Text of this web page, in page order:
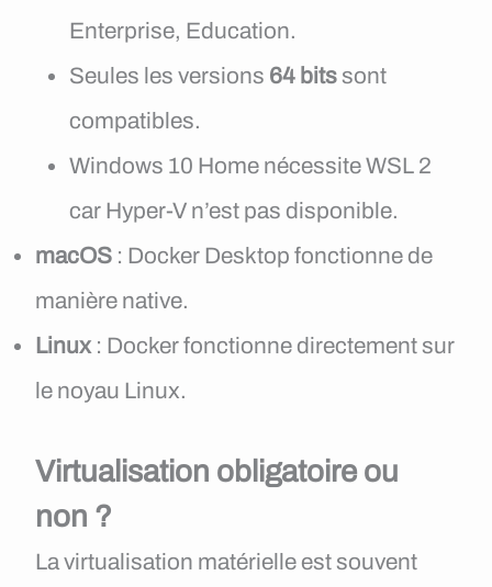
Enterprise, Education.
Seules les versions 64 bitssont
compatibles.
Windows 10 Home nécessite WSL 2
car Hyper-V n’est pas disponible.
macOS : Docker Desktop fonctionne de
manière native.
Linux : Docker fonctionne directement sur
le noyau Linux.
Virtualisation obligatoire ou
non ?
La virtualisation matérielle est souvent